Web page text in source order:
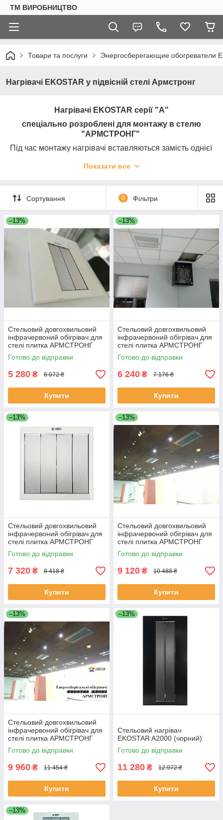
ТМ ВИРОБНИЦТВО
Товари та послуги Энергосберегающие обогреватели
Нагрівачі EKOSTAR у підвісній стелі Армстронг
Нагрівачі EKOSTAR серії "А"
спеціально розроблені для монтажу в стелю
"АРМСТРОНГ"
Під час монтажу нагрівачі вставляються замість однієї
змінює дизайн, а навпаки надає йому нових
економне основне або додаткове опалення Вашого
приміщення будь-яких розмірів.
Стельові нагрівачі EKOSTAR для стелі Армстронг
вироблені із широким вибором потужностей для
вирішення завдань із опалення будь-якої
складності: 600 ват, 900 ват, 1200 ват, 1600 ват, 2000
ват, 3000 ватз висотою підвісу до стелі від 2 до 20
Показати все
Сортування 0 Фільтри
–13%
Стельовий довгохвильовий
інфрачервоний обігрівач для
стелі плитка АРМСТРОНГ
EKOSTAR А600
Готово до відправки
5 280 ₴ 6 072 ₴
Купити
–13%
Стельовий довгохвильовий
інфрачервоний обігрівач для
стелі плитка АРМСТРОНГ
EKOSTAR А900
Готово до відправки
6 240 ₴ 7 176 ₴
Купити
–13%
Стельовий довгохвильовий
інфрачервоний обігрівач для
стелі плитка АРМСТРОНГ
EKOSTAR А1200
Готово до відправки
7 320 ₴ 8 418 ₴
Купити
–13%
Стельовий довгохвильовий
інфрачервоний обігрівач для
стелі плитка АРМСТРОНГ
EKOSTAR А1600
Готово до відправки
9 120 ₴ 10 488 ₴
Купити
–13%
Стельовий довгохвильовий
інфрачервоний обігрівач для
стелі плитка АРМСТРОНГ
EKOSTAR А2000
Готово до відправки
9 960 ₴ 11 454 ₴
Купити
–13%
Стельовий нагрівач
EKOSTAR A2000 (чорний)
Готово до відправки
11 280 ₴ 12 972 ₴
Купити
–13%